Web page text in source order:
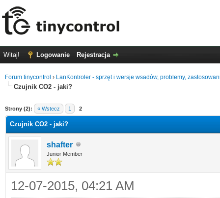
Witaj! Logowanie Rejestracja
Forum tinycontrol › LanKontroler - sprzęt i wersje wsadów, problemy,
Czujnik CO2 - jaki?
Strony (2): « Wstecz 1 2
Czujnik CO2 - jaki?
shafter
Junior Member
12-07-2015, 04:21 AM